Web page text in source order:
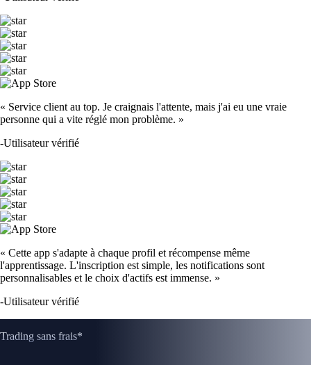
« Service client au top. Je craignais l'attente, mais j'ai eu une vraie
personne qui a vite réglé mon problème. »
-Utilisateur vérifié
« Cette app s'adapte à chaque profil et récompense même
l'apprentissage. L'inscription est simple, les notifications sont
personnalisables et le choix d'actifs est immense. »
-Utilisateur vérifié
Trading sans frais*